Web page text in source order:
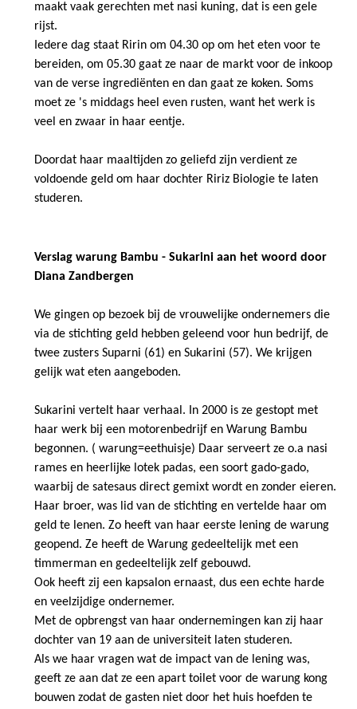
maakt vaak gerechten met nasi kuning, dat is een gele
rijst.
Iedere dag staat Ririn om 04.30 op om het eten voor te
bereiden, om 05.30 gaat ze naar de markt voor de inkoop
van de verse ingrediënten en dan gaat ze koken. Soms
moet ze 's middags heel even rusten, want het werk is
veel en zwaar in haar eentje.
Doordat haar maaltijden zo geliefd zijn verdient ze
voldoende geld om haar dochter Ririz Biologie te laten
studeren.
Verslag warung Bambu - Sukarini aan het woord door
Diana Zandbergen
We gingen op bezoek bij de vrouwelijke ondernemers die
via de stichting geld hebben geleend voor hun bedrijf, de
twee zusters Suparni (61) en Sukarini (57). We krijgen
gelijk wat eten aangeboden.
Sukarini vertelt haar verhaal. In 2000 is ze gestopt met
haar werk bij een motorenbedrijf en Warung Bambu
begonnen. ( warung=eethuisje) Daar serveert ze o.a nasi
rames en heerlijke lotek padas, een soort gado-gado,
waarbij de satesaus direct gemixt wordt en zonder eieren.
Haar broer, was lid van de stichting en vertelde haar om
geld te lenen. Zo heeft van haar eerste lening de warung
geopend. Ze heeft de Warung gedeeltelijk met een
timmerman en gedeeltelijk zelf gebouwd.
Ook heeft zij een kapsalon ernaast, dus een echte harde
en veelzijdige ondernemer.
Met de opbrengst van haar ondernemingen kan zij haar
dochter van 19 aan de universiteit laten studeren.
Als we haar vragen wat de impact van de lening was,
geeft ze aan dat ze een apart toilet voor de warung kong
bouwen zodat de gasten niet door het huis hoefden te